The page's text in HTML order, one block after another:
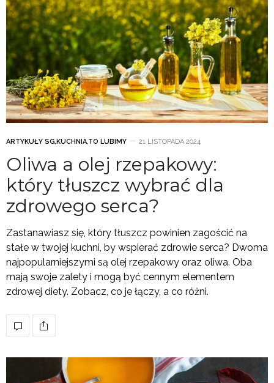
ARTYKUŁY SG,KUCHNIA,TO LUBIMY 21 LISTOPADA 2024
Oliwa a olej rzepakowy:
który tłuszcz wybrać dla
zdrowego serca?
Zastanawiasz się, który tłuszcz powinien zagościć na
stałe w twojej kuchni, by wspierać zdrowie serca? Dwoma
najpopularniejszymi są olej rzepakowy oraz oliwa. Oba
mają swoje zalety i mogą być cennym elementem
zdrowej diety. Zobacz, co je łączy, a co różni.